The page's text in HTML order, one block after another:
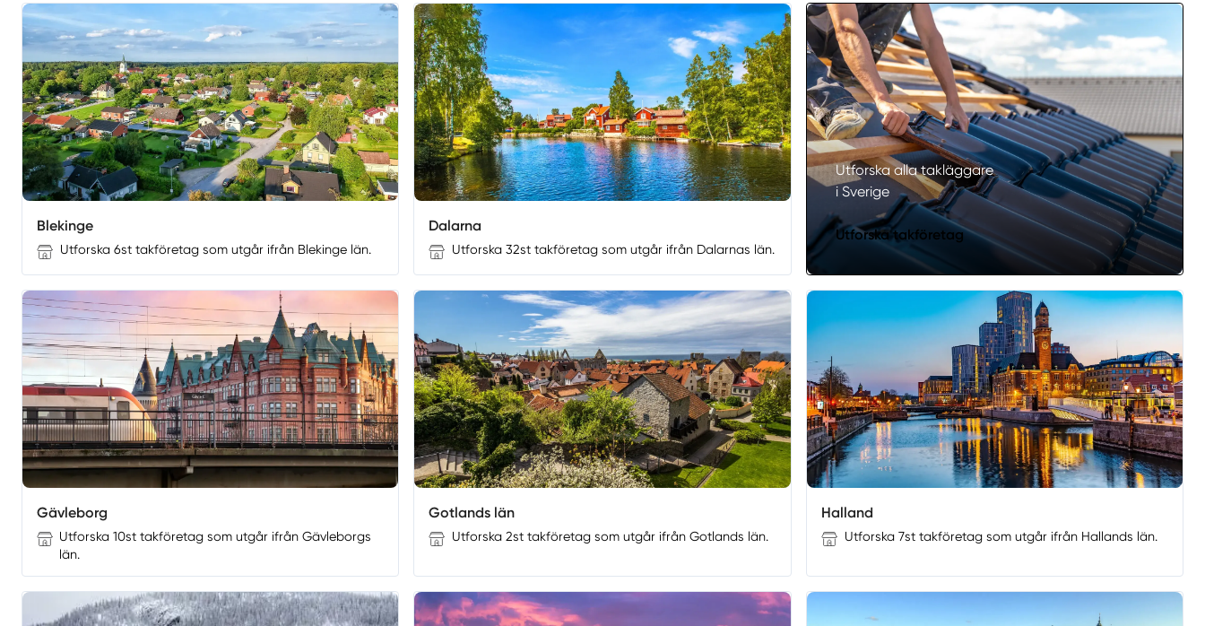
Blekinge
Utforska 6st takföretag som utgår ifrån Blekinge län.
Dalarna
Utforska 32st takföretag som utgår ifrån Dalarnas län.
Utforska alla takläggare
i Sverige
Utforska takföretag
Gävleborg
Utforska 10st takföretag som utgår ifrån Gävleborgs
län.
Gotlands län
Utforska 2st takföretag som utgår ifrån Gotlands län.
Halland
Utforska 7st takföretag som utgår ifrån Hallands län.